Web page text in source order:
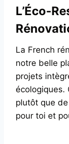
L’Éco-
La French
notre belle
projets
écologiques.
plutôt que
pour toi et